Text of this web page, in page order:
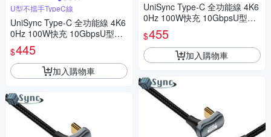
U型不擋手TypeC線
UniSync Type-C 全功能線 4K6
0Hz 100W快充 10GbpsU型充
電線1.5米
$445
加入購物車
UniSync Type-C 全功能線 4K6
0Hz 100W快充 10GbpsU型充
電線 2米
$455
加入購物車